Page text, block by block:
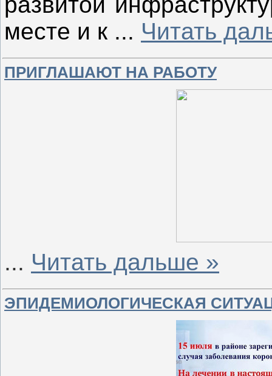
месте и к ... Читать
ПРИГЛАШАЮТ НА РАБОТУ
... Читать дальше »
ЭПИДЕМИОЛОГИЧЕСКАЯ